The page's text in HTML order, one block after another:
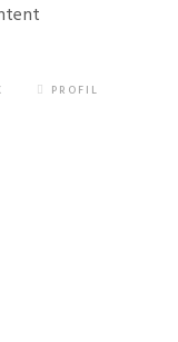
PROFIL